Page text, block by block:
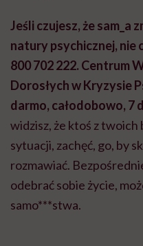
Jeśli czujesz, że sam_a
natury psychicznej, nie
800 702 222. Centrum
Dorosłych w Kryzysie
darmo, całodobowo, 7
widzisz, że ktoś z
sytuacji, zachęć, go, by
rozmawiać.
odebrać sobie życie,
samo***stwa.